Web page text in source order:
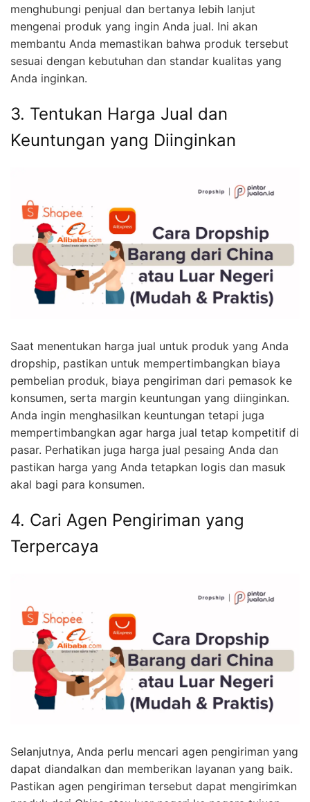
menghubungi penjual dan bertanya lebih lanjut
mengenai produk yang ingin Anda jual. Ini akan
membantu Anda memastikan bahwa produk tersebut
sesuai dengan kebutuhan dan standar kualitas yang
Anda inginkan.
3. Tentukan Harga Jual dan
Keuntungan yang Diinginkan
Saat menentukan harga jual untuk produk yang Anda
dropship, pastikan untuk mempertimbangkan biaya
pembelian produk, biaya pengiriman dari pemasok ke
konsumen, serta margin keuntungan yang diinginkan.
Anda ingin menghasilkan keuntungan tetapi juga
mempertimbangkan agar harga jual tetap kompetitif di
pasar. Perhatikan juga harga jual pesaing Anda dan
pastikan harga yang Anda tetapkan logis dan masuk
akal bagi para konsumen.
4. Cari Agen Pengiriman yang
Terpercaya
Selanjutnya, Anda perlu mencari agen pengiriman yang
dapat diandalkan dan memberikan layanan yang baik.
Pastikan agen pengiriman tersebut dapat mengirimkan